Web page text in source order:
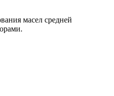
масел средней